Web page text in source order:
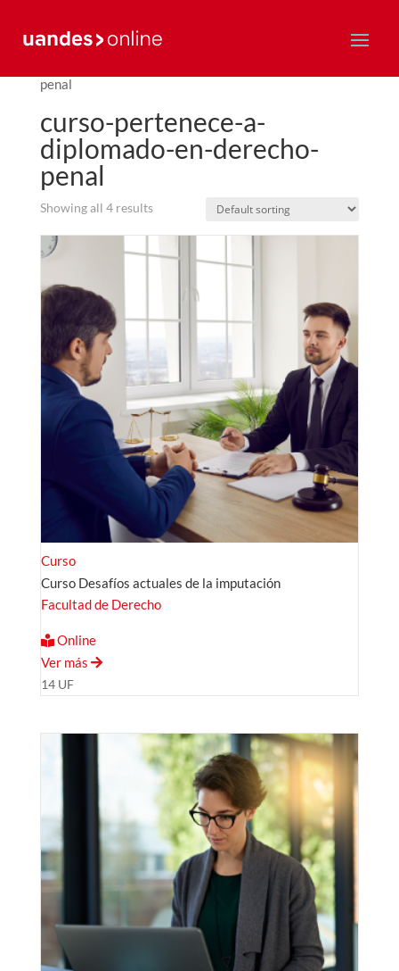
penal
curso-pertenece-a-
diplomado-en-derecho-
penal
Showing all 4 results
Curso
Curso Desafíos actuales de la imputación
Facultad de Derecho
Online
Ver más
14 UF